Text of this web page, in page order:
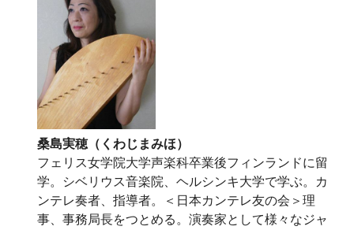
桑島実穂（くわじまみほ）
フェリス女学院大学声楽科卒業後フィンランドに留
学。シベリウス音楽院、ヘルシンキ大学で学ぶ。カ
ンテレ奏者、指導者。＜日本カンテレ友の会＞理
事、事務局長をつとめる。演奏家として様々なジャ